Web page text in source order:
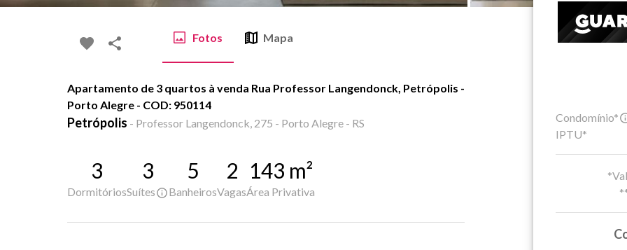
Fotos Mapa
Apartamento de 3 quartos à venda Rua Professor Langendonck, Petrópolis -
Porto Alegre - COD: 950114
Petrópolis - Professor Langendonck, 275 - Porto Alegre - RS
3
Dormitórios
3
Suítes
5
Banheiros
2
Vagas
143 m²
Área Privativa
Condomínio*
IPTU*